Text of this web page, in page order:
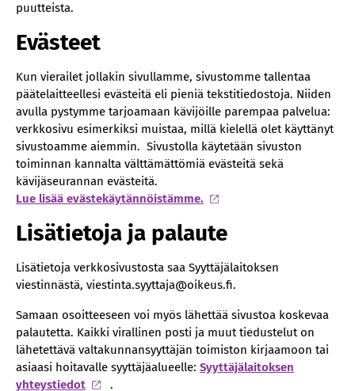
puutteista.
Evästeet
Kun vierailet jollakin sivullamme, sivustomme tallentaa
päätelaitteellesi evästeitä eli pieniä tekstitiedostoja. Niiden
avulla pystymme tarjoamaan kävijöille parempaa palvelua:
verkkosivu esimerkiksi muistaa, millä kielellä olet käyttänyt
sivustoamme aiemmin. Sivustolla käytetään sivuston
toiminnan kannalta välttämättömiä evästeitä sekä
kävijäseurannan evästeitä.
Lue lisää evästekäytännöistämme.
Lisätietoja ja palaute
Lisätietoja verkkosivustosta saa Syyttäjälaitoksen
viestinnästä, viestinta.syyttaja@oikeus.fi.
Samaan osoitteeseen voi myös lähettää sivustoa koskevaa
palautetta. Kaikki virallinen posti ja muut tiedustelut on
lähetettävä valtakunnansyyttäjän toimiston kirjaamoon tai
asiaasi hoitavalle syyttäjäalueelle: Syyttäjälaitoksen
yhteystiedot
.